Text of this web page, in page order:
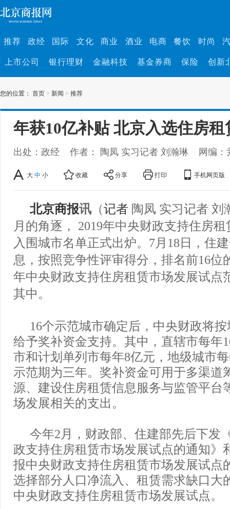
推荐 政经 国际 文化 商业 酒业 电商 餐饮 时尚
上市公司 银行理财 金融科技 基金券商 保险 创新
您的位置： 首页 > 新闻 > 推荐
年获10亿补贴 北京入选住房租
出处：政经 作者： 陶凤 实习记者 刘瀚琳 网编：
大 中 小 收藏 分享 打印 手机网页版
北京商报讯 （记者 陶凤 实习记者 刘
月的角逐， 2019年中央财政支持住房
入围城市名单正式出炉。7月18日，住
息，按照竞争性评审得分，排名前16位
年中央财政支持住房租赁市场发展试点
其中。
16个示范城市确定后，中央财政将
给予奖补资金支持。其中，直辖市每年
市和计划单列市每年8亿元，地级城市
示范期为三年。奖补资金可用于多渠道
源、建设住房租赁信息服务与监管平台
场发展相关的支出。
今年2月，财政部、住建部先后下发
政支持住房租赁市场发展试点的通知》
报中央财政支持住房租赁市场发展试点
选择部分人口净流入、租赁需求缺口大
中央财政支持住房租赁市场发展试点。